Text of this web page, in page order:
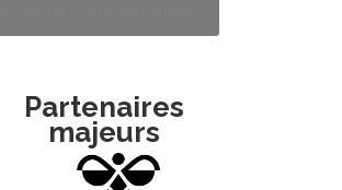
Partenaires
majeurs